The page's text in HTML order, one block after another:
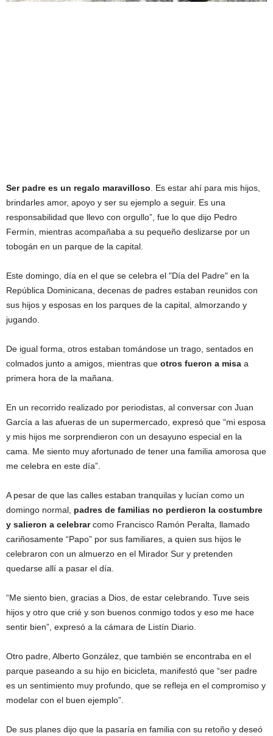
Ser padre es un regalo maravilloso . Es estar ahí para mis hijos,
brindarles amor, apoyo y ser su ejemplo a seguir. Es una
responsabilidad que llevo con orgullo”, fue lo que dijo Pedro
Fermín, mientras acompañaba a su pequeño deslizarse por un
tobogán en un parque de la capital.
Este domingo, día en el que se celebra el "Día del Padre" en la
República Dominicana, decenas de padres estaban reunidos con
sus hijos y esposas en los parques de la capital, almorzando y
jugando.
De igual forma, otros estaban tomándose un trago, sentados en
colmados junto a amigos, mientras que otros fueron a misa a
primera hora de la mañana.
En un recorrido realizado por periodistas, al conversar con Juan
García a las afueras de un supermercado, expresó que “mi esposa
y mis hijos me sorprendieron con un desayuno especial en la
cama. Me siento muy afortunado de tener una familia amorosa que
me celebra en este día”.
A pesar de que las calles estaban tranquilas y lucían como un
domingo normal, padres de familias no perdieron la costumbre
y salieron a celebrarcomo Francisco Ramón Peralta, llamado
cariñosamente “Papo” por sus familiares, a quien sus hijos le
celebraron con un almuerzo en el Mirador Sur y pretenden
quedarse allí a pasar el día.
“Me siento bien, gracias a Dios, de estar celebrando. Tuve seis
hijos y otro que crié y son buenos conmigo todos y eso me hace
sentir bien”, expresó a la cámara de Listín Diario.
Otro padre, Alberto González, que también se encontraba en el
parque paseando a su hijo en bicicleta, manifestó que “ser padre
es un sentimiento muy profundo, que se refleja en el compromiso y
modelar con el buen ejemplo”.
De sus planes dijo que la pasaría en familia con su retoño y deseó